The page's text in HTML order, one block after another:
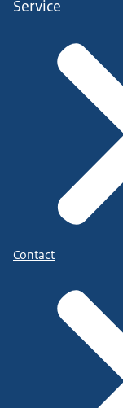
Service
Contact